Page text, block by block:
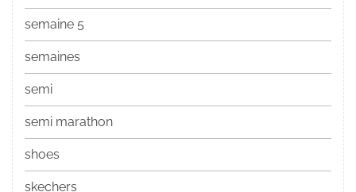
semaine 5
semaines
semi
semi marathon
shoes
skechers